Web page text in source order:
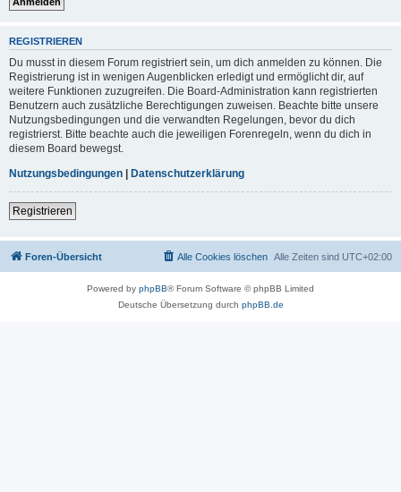
REGISTRIEREN
Du musst in diesem Forum registriert sein, um dich anmelden zu können. Die
Registrierung ist in wenigen Augenblicken erledigt und ermöglicht dir, auf
weitere Funktionen zuzugreifen. Die Board-Administration kann registrierten
Benutzern auch zusätzliche Berechtigungen zuweisen. Beachte bitte unsere
Nutzungsbedingungen und die verwandten Regelungen, bevor du dich
registrierst. Bitte beachte auch die jeweiligen Forenregeln, wenn du dich in
diesem Board bewegst.
Nutzungsbedingungen | Datenschutzerklärung
Registrieren
Foren-Übersicht Alle Zeiten sind UTC+02:00
Alle Cookies löschen
Powered by phpBB® Forum Software © phpBB Limited
Deutsche Übersetzung durch phpBB.de